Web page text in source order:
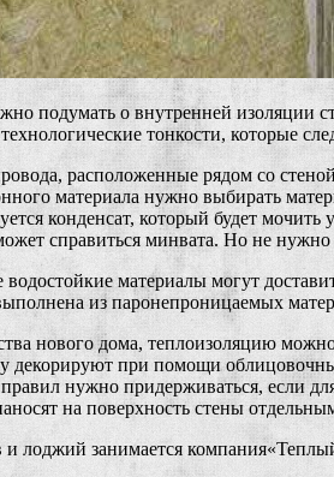
подумать о внутренней изоляции
тонкости, которые
расположенные рядом со
материала нужно выбирать
конденсат, который будет
справиться минвата. Но не
материалы могут
из паронепроницаемых
нового дома, теплоизоляцию
декорируют при помощи
нужно придерживаться, если
на поверхность стены
лоджий занимается